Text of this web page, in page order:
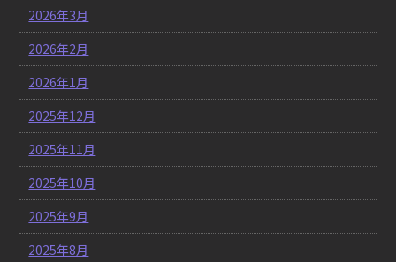
2026年3月
2026年2月
2026年1月
2025年12月
2025年11月
2025年10月
2025年9月
2025年8月